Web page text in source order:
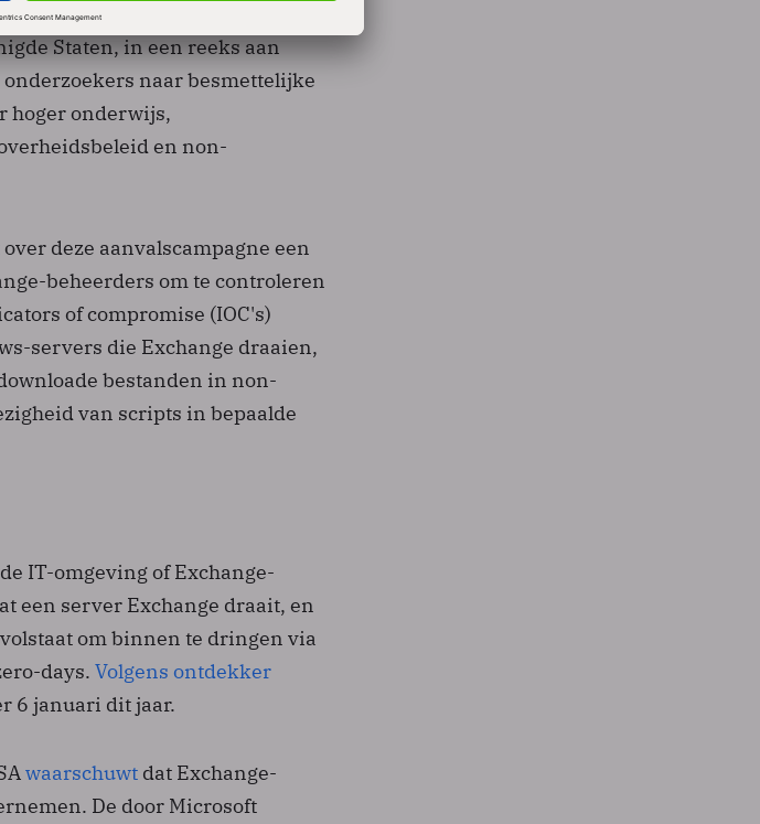
De voornaamste doelwitten
Staten, in een reeks aan
naar besmettelijke
hoger onderwijs,
en non-
over deze aanvalscampagne een
beheerders om te controleren
of compromise (IOC's)
servers die Exchange draaien,
bestanden in non-
van scripts in bepaalde
IT-omgeving of Exchange-
een server Exchange draait, en
om binnen te dringen via
days. Volgens ontdekker
6 januari dit jaar.
waarschuwt dat Exchange-
De door Microsoft